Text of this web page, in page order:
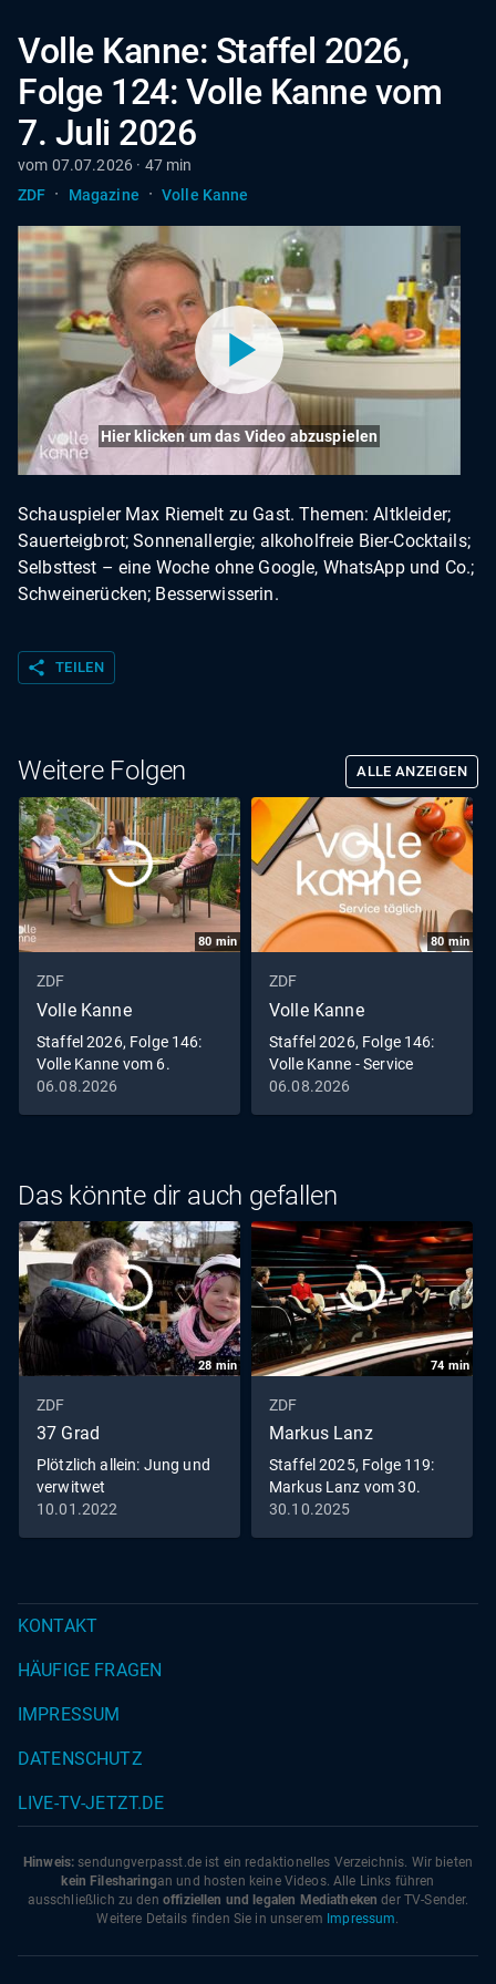
Volle Kanne: Staffel 2026,
Folge 124: Volle Kanne vom
7. Juli 2026
vom 07.07.2026 · 47 min
ZDF · Magazine · Volle Kanne
Hier klicken um das Video abzuspielen
Schauspieler Max Riemelt zu Gast. Themen: Altkleider;
Sauerteigbrot; Sonnenallergie; alkoholfreie Bier-Cocktails;
Selbsttest – eine Woche ohne Google, WhatsApp und Co.;
Schweinerücken; Besserwisserin.
share TEILEN
Weitere Folgen ALLE ANZEIGEN
80 min
ZDF
Volle Kanne
Staffel 2026, Folge 146:
Volle Kanne vom 6.
August 2026
06.08.2026
80 min
ZDF
Volle Kanne
Staffel 2026, Folge 146:
Volle Kanne - Service
täglich vom 6. August
06.08.2026
Das könnte dir auch gefallen
28 min
ZDF
37 Grad
Plötzlich allein: Jung und
verwitwet
10.01.2022
74 min
ZDF
Markus Lanz
Staffel 2025, Folge 119:
Markus Lanz vom 30.
Oktober 2025
30.10.2025
KONTAKT
HÄUFIGE FRAGEN
IMPRESSUM
DATENSCHUTZ
LIVE-TV-JETZT.DE
Hinweis: sendungverpasst.de ist ein redaktionelles Verzeichnis. Wir bieten
kein Filesharingan und hosten keine Videos. Alle Links führen
ausschließlich zu den offiziellen und legalen Mediatheken der TV-Sender.
Weitere Details finden Sie in unserem Impressum.